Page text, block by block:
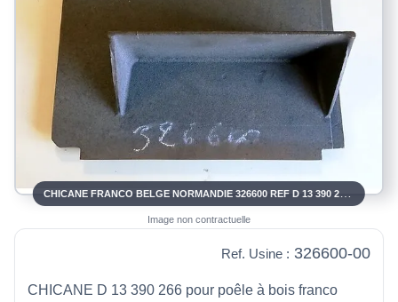
CHICANE FRANCO BELGE NORMANDIE 326600 REF D 13 390 266 OU DEVILLE VO7778 REF D0035227
Image non contractuelle
Ref. Usine : 326600-00
CHICANE D 13 390 266 pour poêle à bois franco